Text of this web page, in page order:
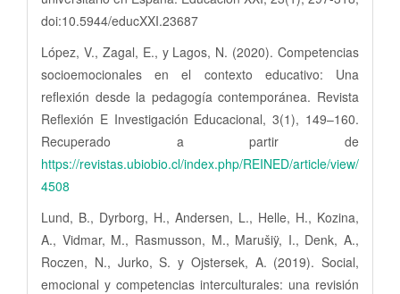
doi:10.5944/educXXI.23687
López, V., Zagal, E., y Lagos, N. (2020). Competencias
socioemocionales en el contexto educativo: Una
reflexión desde la pedagogía contemporánea. Revista
Reflexión E Investigación Educacional, 3(1), 149–160.
Recuperado a partir de
https://revistas.ubiobio.cl/index.php/REINED/article/view/
4508
Lund, B., Dyrborg, H., Andersen, L., Helle, H., Kozina,
A., Vidmar, M., Rasmusson, M., Marušiÿ, I., Denk, A.,
Roczen, N., Jurko, S. y Ojstersek, A. (2019). Social,
emocional y competencias interculturales: una revisión